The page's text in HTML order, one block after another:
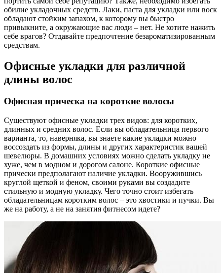
обилие укладочных средств. Лаки, паста для укладки или воск
обладают стойким запахом, к которому вы быстро
привыкните, а окружающие вас люди – нет. Не хотите нажить
себе врагов? Отдавайте предпочтение безароматизированным
средствам.
Офисные укладки для различной
длины волос
Офисная прическа на короткие волосы
Существуют офисные укладки трех видов: для коротких,
длинных и средних волос. Если вы обладательница первого
варианта, то, наверняка, вы знаете какие укладки можно
воссоздать из формы, длины и других характеристик вашей
шевелюры. В домашних условиях можно сделать укладку не
хуже, чем в модном и дорогом салоне. Короткие офисные
прически предполагают наличие укладки. Вооружившись
круглой щеткой и феном, своими руками вы создадите
стильную и модную укладку. Чего точно стоит избегать
обладательницам коротким волос – это хвостики и пучки. Вы
же на работу, а не на занятия фитнесом идете?